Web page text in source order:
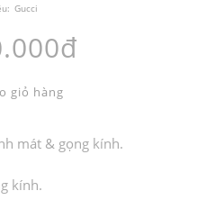
Gucci
giỏ hàng
mát & gọng kính.
kính.